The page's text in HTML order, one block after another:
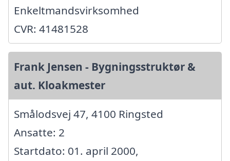
Enkeltmandsvirksomhed
CVR: 41481528
Frank Jensen - Bygningsstruktør &
aut. Kloakmester
Smålodsvej 47, 4100 Ringsted
Ansatte: 2
Startdato: 01. april 2000,